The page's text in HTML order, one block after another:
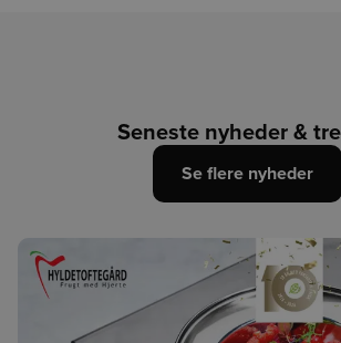
Seneste nyheder &
Se flere nyheder